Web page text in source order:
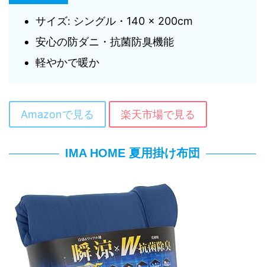
サイズ: シングル・140 × 200cm
安心の防ダニ・抗菌防臭機能
軽やかで暖か
Amazonで見る 楽天市場で見る
IMA HOME 夏用掛け布団